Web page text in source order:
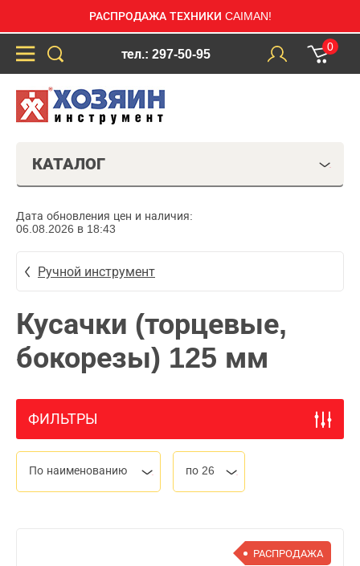
РАСПРОДАЖА ТЕХНИКИ CAIMAN!
тел.: 297-50-95
0
КАТАЛОГ
Дата обновления цен и наличия:
06.08.2026 в 18:43
Ручной инструмент
Кусачки (торцевые,
бокорезы) 125 мм
ФИЛЬТРЫ
По наименованию по 26
РАСПРОДАЖА